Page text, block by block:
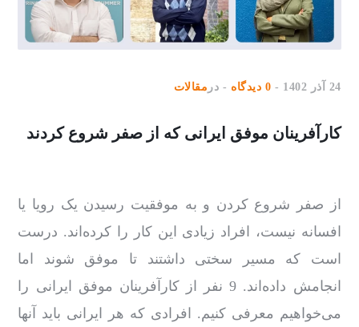
24 آذر 1402 0 دیدگاه در مقالات
کارآفرینان موفق ایرانی که از صفر شروع کردند
از صفر شروع کردن و به موفقیت رسیدن یک رویا یا
افسانه نیست، افراد زیادی این کار را کرده‌اند. درست
است که مسیر سختی داشتند تا موفق شوند اما
انجامش داده‌اند. 9 نفر از کارآفرینان موفق ایرانی را
می‌خواهیم معرفی کنیم. افرادی که هر ایرانی باید آنها